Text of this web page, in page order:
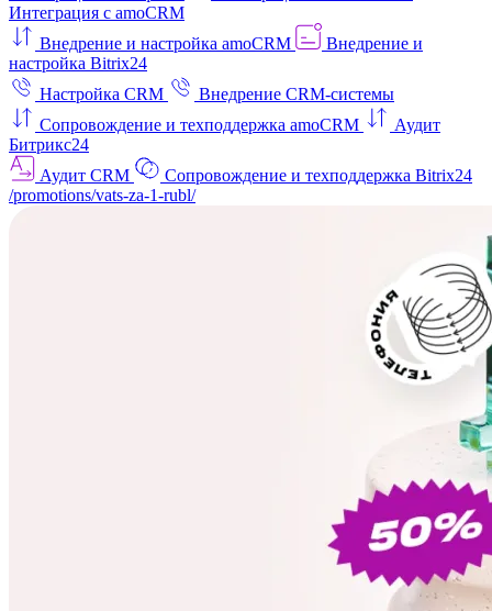
Интеграция с amoCRM
Внедрение и настройка amoCRM
Внедрение и
настройка Bitrix24
Настройка CRM
Внедрение CRM-системы
Сопровождение и техподдержка amoCRM
Аудит
Битрикс24
Аудит CRM
Сопровождение и техподдержка Bitrix24
/promotions/vats-za-1-rubl/